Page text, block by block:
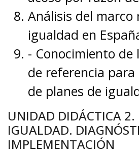
Análisis del marco
igualdad en
- Conocimiento de
de referencia
de planes de
UNIDAD DIDÁCTICA 2.
IGUALDAD.
IMPLEMENTACIÓN